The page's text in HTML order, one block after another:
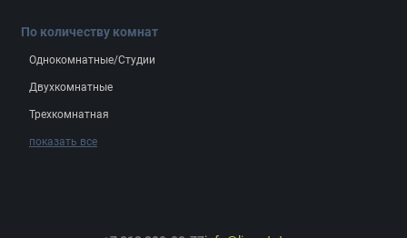
По количеству комнат
Однокомнатные/Студии
Двухкомнатные
Трехкомнатная
показать все